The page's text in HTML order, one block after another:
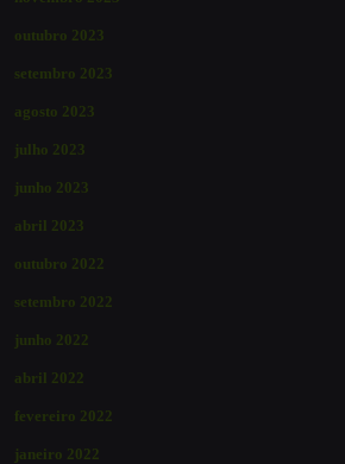
outubro 2023
setembro 2023
agosto 2023
julho 2023
junho 2023
abril 2023
outubro 2022
setembro 2022
junho 2022
abril 2022
fevereiro 2022
janeiro 2022